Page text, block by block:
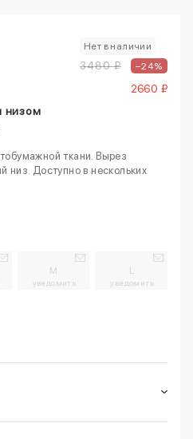
Нет в наличии
3480 ₽ –24%
2660 ₽
низом
ткани. Вырез
низ. Доступно в нескольких
M
уведомить
L
уведомить